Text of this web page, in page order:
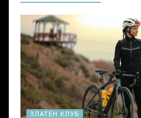
ЗЛАТЕН КЛУБ